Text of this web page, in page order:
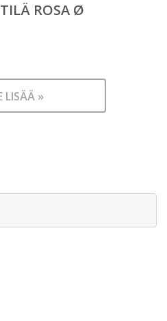
ROSA Ø
LISÄÄ »